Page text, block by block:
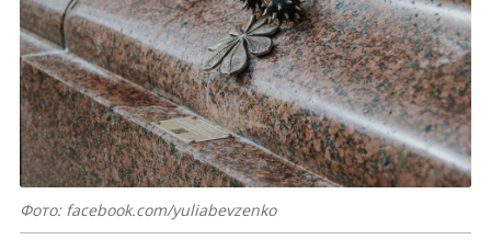
Фото: facebook.com/yuliabevzenko